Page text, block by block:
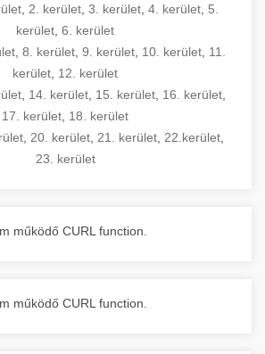
2. kerület 3. kerület 4. kerület 5.
kerület 6. kerület
, 8. kerület, 9. kerület, 10. kerület, 11.
kerület 12. kerület
14. kerület 15. kerület 16. kerület
17. kerület 18. kerület
20. kerület 21. kerület 22.kerület
23. kerület
működő CURL function.
működő CURL function.